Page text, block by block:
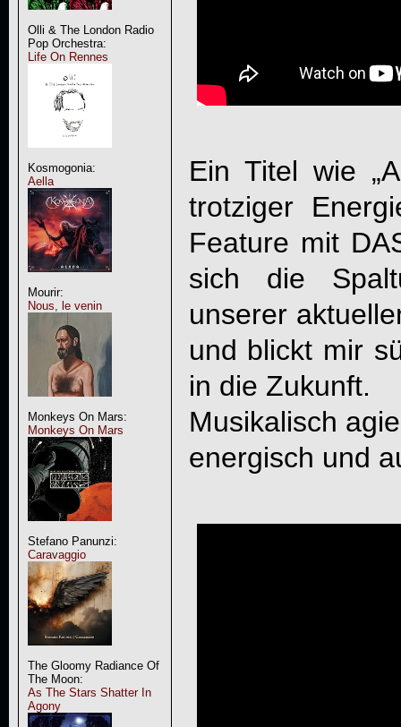
Olli & The London Radio
Pop Orchestra:
Life On Rennes
Kosmogonia:
Aella
Mourir:
Nous, le venin
Monkeys On Mars:
Monkeys On Mars
Stefano Panunzi:
Caravaggio
The Gloomy Radiance Of
The Moon:
As The Stars Shatter In
Agony
Ein Titel wie
trotziger
Feature mit
sich die
unserer
und blickt mir
in die Zukunft.
Musikalisch
energisch und